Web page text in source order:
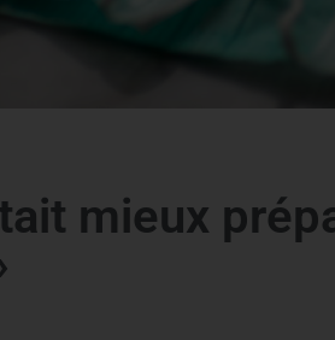
mieux